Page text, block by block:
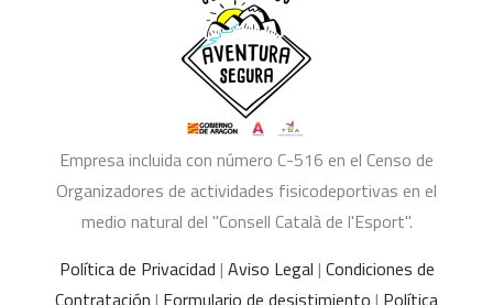
Empresa incluida con número C-516 en el Censo de
Organizadores de actividades fisicodeportivas en el
medio natural del "Consell Català de l'Esport".
Política de Privacidad | Aviso Legal | Condiciones de
Contratación | Formulario de desistimiento | Política